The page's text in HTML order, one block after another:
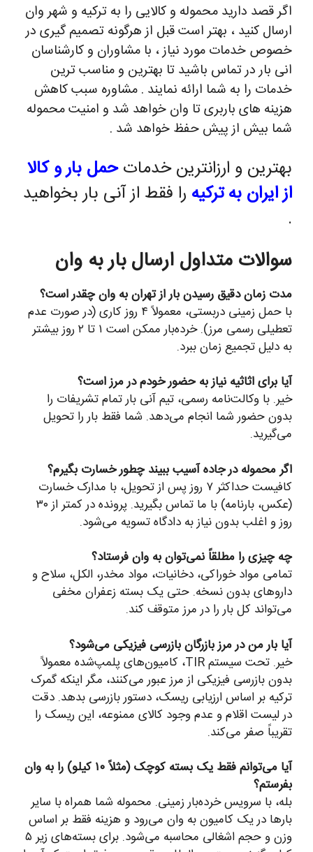
اگر قصد دارید محموله و کالایی را به ترکیه و شهر وان
ارسال کنید ، بهتر است قبل از هرگونه تصمیم گیری در
خصوص خدمات مورد نیاز ، با مشاوران و کارشناسان
انی بار در تماس باشید تا بهترین و مناسب ترین
خدمات را به شما ارائه نمایند . مشاوره سبب کاهش
هزینه های باربری تا وان خواهد شد و امنیت محموله
شما بیش از پیش حفظ خواهد شد .
بهترین و ارزانترین خدماتحمل بار و کالا
از ایران به ترکیه را فقط از آنی بار بخواهید
.
سوالات متداول ارسال بار به وان
مدت زمان دقیق رسیدن بار از تهران به وان چقدر است؟
با حمل زمینی دربستی، معمولاً ۴ روز کاری (در صورت عدم
تعطیلی رسمی مرز). خرده‌بار ممکن است ۱ تا ۲ روز بیشتر
به دلیل تجمیع زمان ببرد.
آیا برای اثاثیه نیاز به حضور خودم در مرز است؟
خیر. با وکالت‌نامه رسمی، تیم آنی بار تمام تشریفات را
بدون حضور شما انجام می‌دهد. شما فقط بار را تحویل
می‌گیرید.
اگر محموله در جاده آسیب ببیند چطور خسارت بگیرم؟
کافیست حداکثر ۷ روز پس از تحویل، با مدارک خسارت
(عکس، بارنامه) با ما تماس بگیرید. پرونده در کمتر از ۳۰
روز و اغلب بدون نیاز به دادگاه تسویه می‌شود.
چه چیزی را مطلقاً نمی‌توان به وان فرستاد؟
تمامی مواد خوراکی، دخانیات، مواد مخدر، الکل، سلاح و
داروهای بدون نسخه. حتی یک بسته زعفران مخفی
می‌تواند کل بار را در مرز متوقف کند.
آیا بار من در مرز بازرگان بازرسی فیزیکی می‌شود؟
خیر. تحت سیستم TIR، کامیون‌های پلمپ‌شده معمولاً
بدون بازرسی فیزیکی از مرز عبور می‌کنند، مگر اینکه گمرک
ترکیه بر اساس ارزیابی ریسک، دستور بازرسی بدهد. دقت
در لیست اقلام و عدم وجود کالای ممنوعه، این ریسک را
تقریباً صفر می‌کند.
آیا می‌توانم فقط یک بسته کوچک (مثلاً ۱۰ کیلو) را به وان
بفرستم؟
بله، با سرویس خرده‌بار زمینی. محموله شما همراه با سایر
بارها در یک کامیون به وان می‌رود و هزینه فقط بر اساس
وزن و حجم اشغالی محاسبه می‌شود. برای بسته‌های زیر ۵